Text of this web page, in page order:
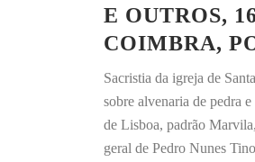
E OUTROS,
COIMBRA,
Sacristia da igreja de
sobre alvenaria de pedra
de Lisboa, padrão
geral de Pedro Nunes